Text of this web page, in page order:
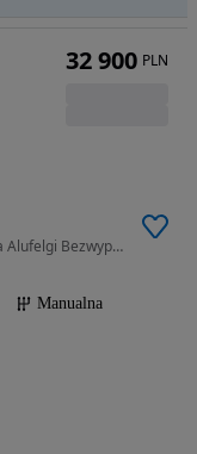
1997 cm3 • 140 KM • 2.0 16V 140 PS Nawigacja Alufelgi Bezwypadkowa Serwisowana
Manualna
32 900 PLN